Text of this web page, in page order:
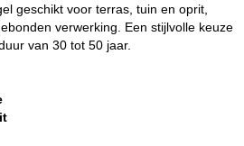
geschikt voor terras, tuin en oprit,
verwerking. Een stijlvolle keuze
van 30 tot 50 jaar.